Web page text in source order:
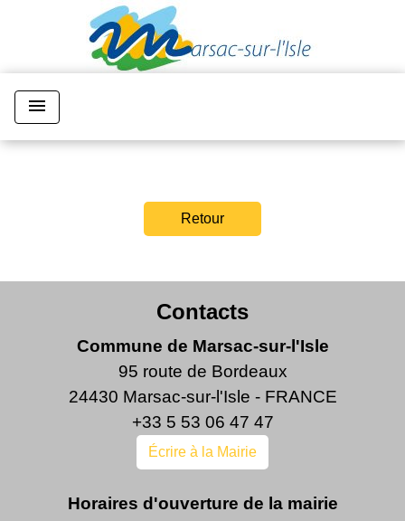
menu
Retour
Contacts
Commune de Marsac-sur-l'Isle
95 route de Bordeaux
24430 Marsac-sur-l'Isle - FRANCE
+33 5 53 06 47 47
Écrire à la Mairie
Horaires d'ouverture de la mairie